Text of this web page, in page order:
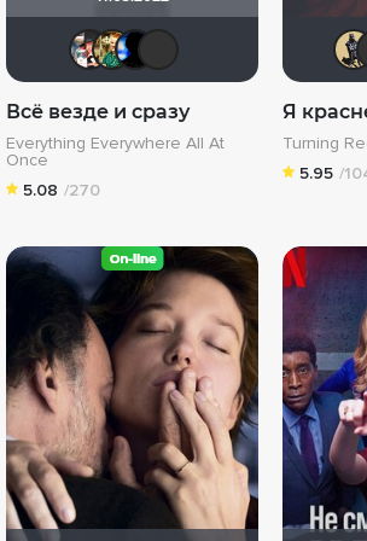
nothingtown_hero
Андрей Винтоняк
Dark Angel
Всё везде и сразу
Everything Everywhere All At
Once
5.08 /270
Я
Turning
5.95 /